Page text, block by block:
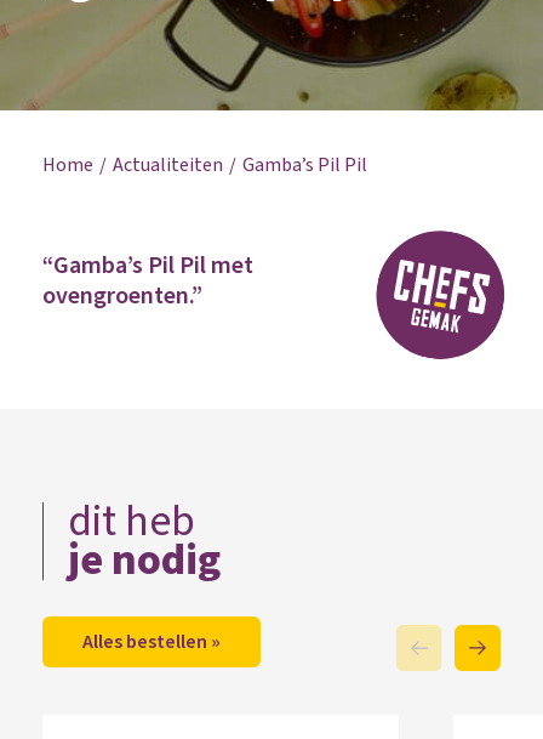
Home Actualiteiten Gamba’s Pil Pil
“Gamba’s Pil Pil met
ovengroenten.”
dit heb
je nodig
Alles bestellen »